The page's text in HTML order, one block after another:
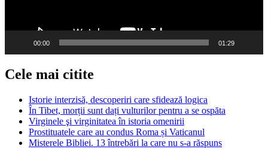
00:00 01:29
Cele mai citite
Istorie interzisă, descoperiri care sfidează logica
În Tibet, morții sunt dați vulturilor pentru a se ospăta
Virginele şi virginitatea în istoria omenirii
Prostituatele care au condus Roma și Vaticanul
Misterele Bibliei. 13 întrebări la care nu s-a răspuns